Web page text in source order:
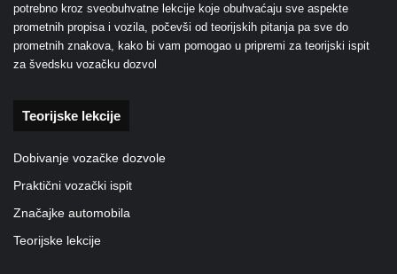
potrebno kroz sveobuhvatne lekcije koje obuhvaćaju sve aspekte
prometnih propisa i vozila, počevši od teorijskih pitanja pa sve do
prometnih znakova, kako bi vam pomogao u pripremi za teorijski ispit
za švedsku vozačku dozvol
Teorijske lekcije
Dobivanje vozačke dozvole
Praktični vozački ispit
Značajke automobila
Teorijske lekcije